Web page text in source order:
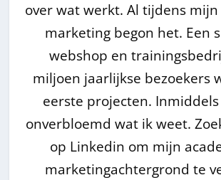
over wat werkt. Al tijdens
marketing begon het. Een
webshop en
miljoen jaarlijkse bezoekers
eerste projecten.
onverbloemd wat ik weet.
op Linkedin om mijn
marketingachtergrond te